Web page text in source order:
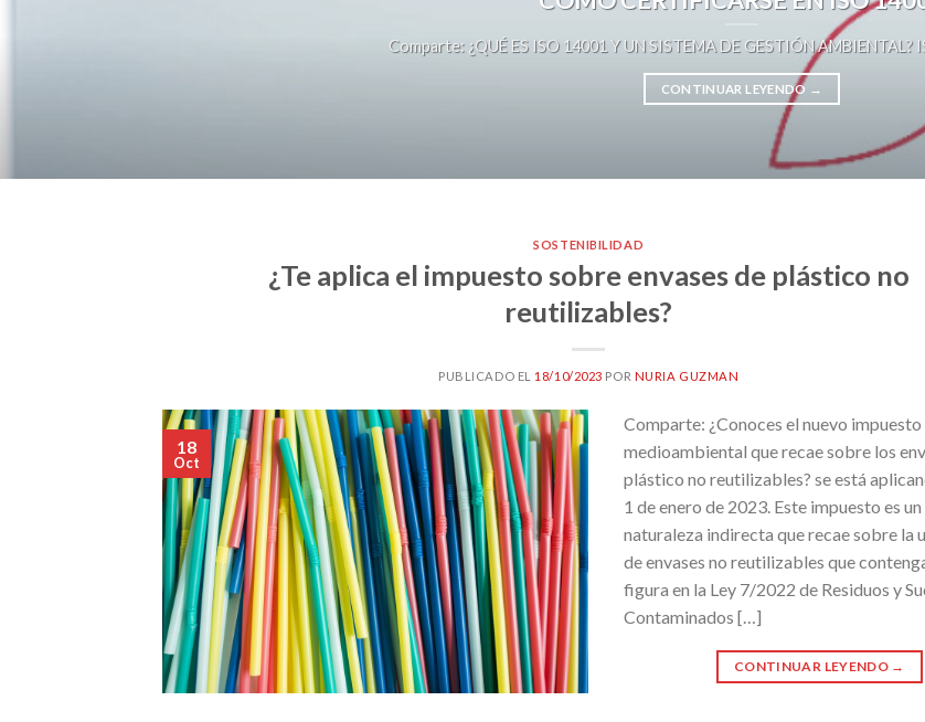
Comparte: ¿QUÉ ES ISO 14001 Y UN SISTEMA DE GESTIÓN AMBIENTAL?
CONTINUAR LEYENDO →
SOSTENIBILIDAD
¿Te aplica el impuesto sobre envases de plástico no
reutilizables?
PUBLICADO EL 18/10/2023 POR NURIA GUZMAN
18
Oct
Comparte: ¿Conoces el nuevo impuesto
medioambiental que recae sobre los
plástico no reutilizables? se está
1 de enero de 2023. Este impuesto es
naturaleza indirecta que recae sobre la
de envases no reutilizables que
figura en la Ley 7/2022 de Residuos y
Contaminados […]
CONTINUAR LEYENDO →